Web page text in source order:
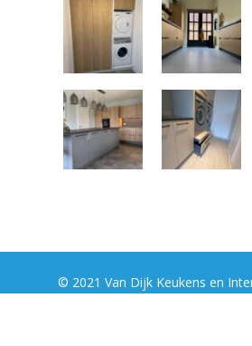
© 2021 Van Dijk Keukens en